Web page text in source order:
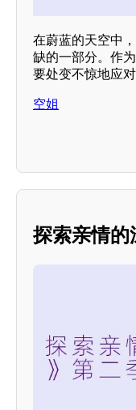
在蔚蓝的天空中
缺的一部分。作
要处变不惊地应
空姐
探索亲情